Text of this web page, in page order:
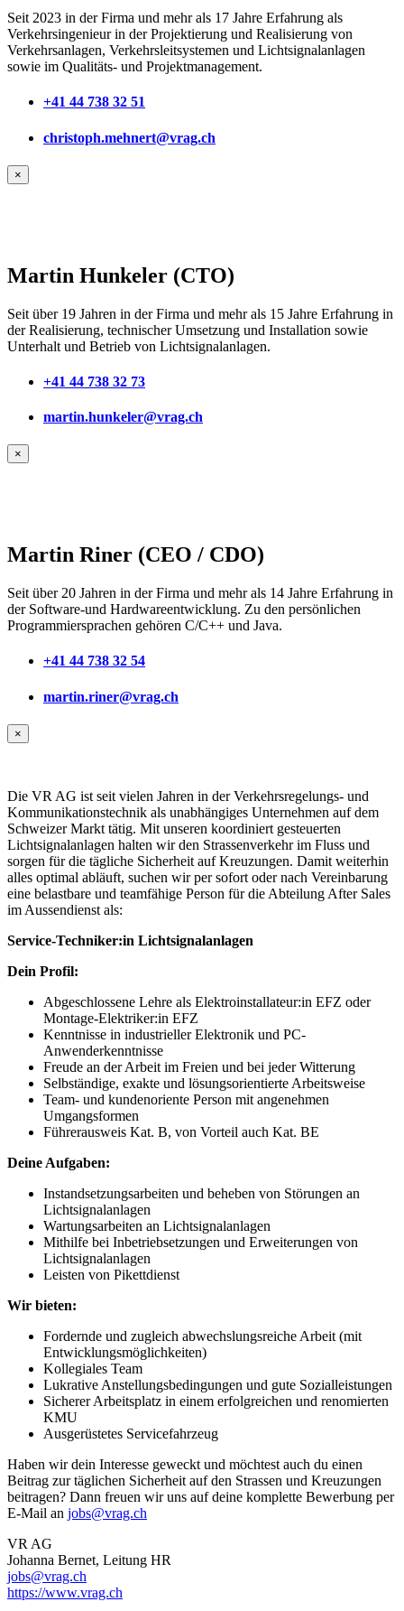
Seit 2023 in der Firma und mehr als 17 Jahre Erfahrung als
Verkehrsingenieur in der Projektierung und Realisierung von
Verkehrsanlagen, Verkehrsleitsystemen und Lichtsignalanlagen
sowie im Qualitäts- und Projektmanagement.
+41 44 738 32 51
christoph.mehnert@vrag.ch
×
Martin Hunkeler (CTO)
Seit über 19 Jahren in der Firma und mehr als 15 Jahre Erfahrung in
der Realisierung, technischer Umsetzung und Installation sowie
Unterhalt und Betrieb von Lichtsignalanlagen.
+41 44 738 32 73
martin.hunkeler@vrag.ch
×
Martin Riner (CEO / CDO)
Seit über 20 Jahren in der Firma und mehr als 14 Jahre Erfahrung in
der Software-und Hardwareentwicklung. Zu den persönlichen
Programmiersprachen gehören C/C++ und Java.
+41 44 738 32 54
martin.riner@vrag.ch
×
Die VR AG ist seit vielen Jahren in der Verkehrsregelungs- und
Kommunikationstechnik als unabhängiges Unternehmen auf dem
Schweizer Markt tätig. Mit unseren koordiniert gesteuerten
Lichtsignalanlagen halten wir den Strassenverkehr im Fluss und
sorgen für die tägliche Sicherheit auf Kreuzungen. Damit weiterhin
alles optimal abläuft, suchen wir per sofort oder nach Vereinbarung
eine belastbare und teamfähige Person für die Abteilung After Sales
im Aussendienst als:
Service-Techniker:in Lichtsignalanlagen
Dein Profil:
Abgeschlossene Lehre als Elektroinstallateur:in EFZ oder
Montage-Elektriker:in EFZ
Kenntnisse in industrieller Elektronik und PC-
Anwenderkenntnisse
Freude an der Arbeit im Freien und bei jeder Witterung
Selbständige, exakte und lösungsorientierte Arbeitsweise
Team- und kundenoriente Person mit angenehmen
Umgangsformen
Führerausweis Kat. B, von Vorteil auch Kat. BE
Deine Aufgaben:
Instandsetzungsarbeiten und beheben von Störungen an
Lichtsignalanlagen
Wartungsarbeiten an Lichtsignalanlagen
Mithilfe bei Inbetriebsetzungen und Erweiterungen von
Lichtsignalanlagen
Leisten von Pikettdienst
Wir bieten:
Fordernde und zugleich abwechslungsreiche Arbeit (mit
Entwicklungsmöglichkeiten)
Kollegiales Team
Lukrative Anstellungsbedingungen und gute Sozialleistungen
Sicherer Arbeitsplatz in einem erfolgreichen und renomierten
KMU
Ausgerüstetes Servicefahrzeug
Haben wir dein Interesse geweckt und möchtest auch du einen
Beitrag zur täglichen Sicherheit auf den Strassen und Kreuzungen
beitragen? Dann freuen wir uns auf deine komplette Bewerbung per
E-Mail an jobs@vrag.ch
VR AG
Johanna Bernet, Leitung HR
jobs@vrag.ch
https://www.vrag.ch